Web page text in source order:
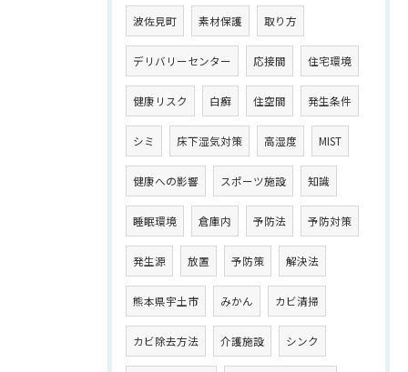
波佐見町 素材保護 取り方
デリバリーセンター 応接間 住宅環境
健康リスク 白癬 住空間 発生条件
シミ 床下湿気対策 高湿度 MIST
健康への影響 スポーツ施設 知識
睡眠環境 倉庫内 予防法 予防対策
発生源 放置 予防策 解決法
熊本県宇土市 みかん カビ清掃
カビ除去方法 介護施設 シンク